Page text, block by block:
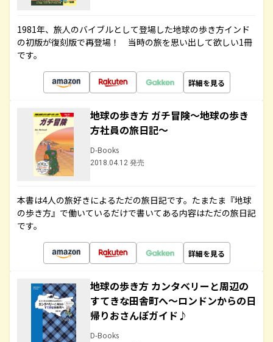
1981年、旅人のバイブルとして登場した地球の歩き方インド
の初版が復刻版で再登場！ 当時の旅を思い出して欲しい1冊
です。
詳細を見る
地球の歩き方 ガチ冒険～地球の歩き
方社員の旅日記～
D-Books
2018.04.12 発売
本書は4人の旅好きによるただの旅日記です。たまたま『地球
の歩き方』で働いているだけで書いてある内容はただの旅日記
です。
詳細を見る
地球の歩き方 カンタベリーと周辺の
すてきな田舎町へ～ロンドンからの日
帰りおさんぽガイド♪
D-Books